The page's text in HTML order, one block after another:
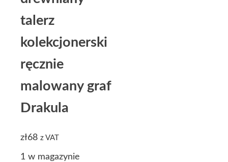
talerz
kolekcjonerski
ręcznie
malowany graf
Drakula
zł68 z VAT
1 w magazynie